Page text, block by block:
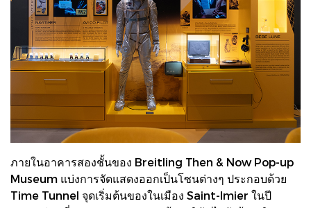
ภายในอาคารสองชั้นของ Breitling Then & Now Pop-up
Museum แบ่งการจัดแสดงออกเป็นโซนต่างๆ ประกอบด้วย
Time Tunnel จุดเริ่มต้นของในเมือง Saint-Imier ในปี